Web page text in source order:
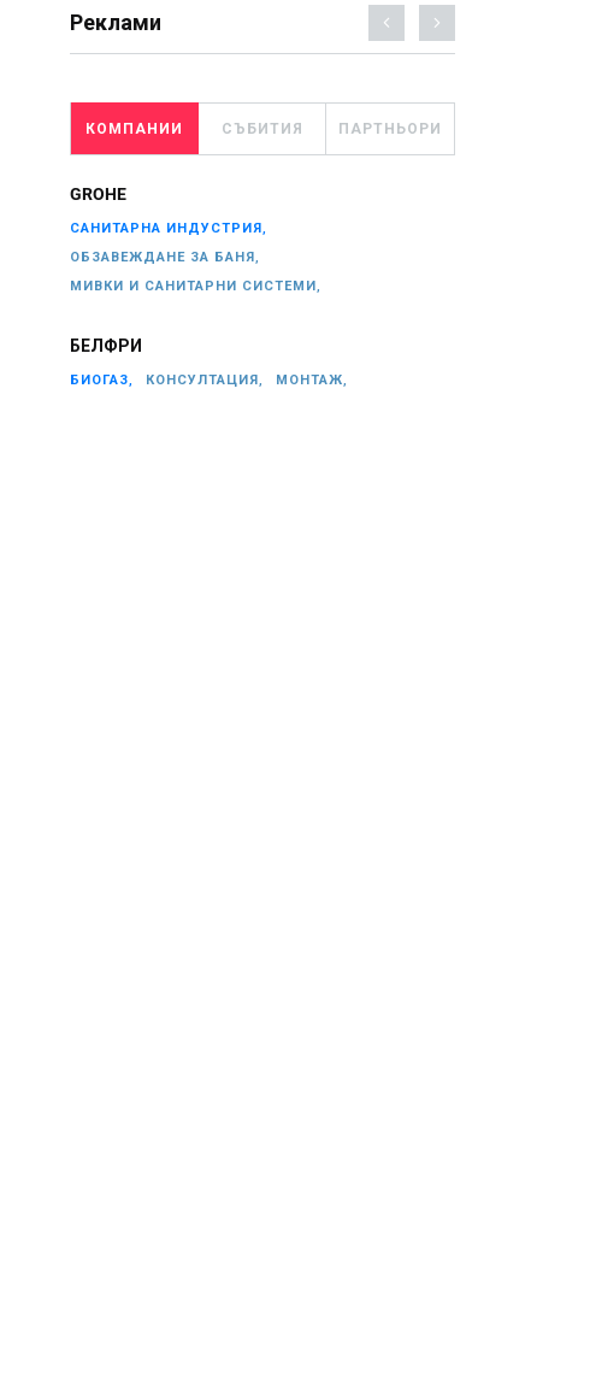
Реклами
КОМПАНИИ СЪБИТИЯ ПАРТНЬОРИ
GROHE
САНИТАРНА ИНДУСТРИЯ,
ОБЗАВЕЖДАНЕ ЗА БАНЯ,
МИВКИ И САНИТАРНИ СИСТЕМИ,
БЕЛФРИ
БИОГАЗ, КОНСУЛТАЦИЯ, МОНТАЖ,